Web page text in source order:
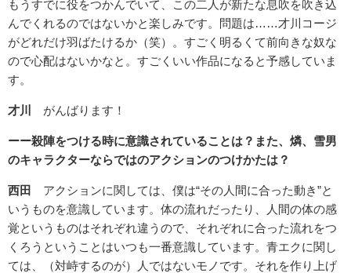
もうすでに役をつかんでいて、この二人が新たな息吹を吹き込
んでくれるのではないかと楽しみです。問題は……才川コージ
がどれだけ羽ばたけるか（笑）。すごく明るくて前向きな奴な
ので心配はないかなと。すごくいい作品になると予感していま
す。
才川 がんばります！
ーー殺陣をつける時に意識されていることは？また、燐、雪男
のキャラクターならではのアクションのつけかたは？
西田
アクションに関しては、僕は“その人間に合った動き”と
いうものを意識しています。体の流れだったり、人間の体の感
覚というものはそれぞれ違うので、それぞれに合った流れをつ
くろうということはいつも一番意識しています。青エクに関し
ては、（対峙するのが）人ではないモノです。それを作り上げ